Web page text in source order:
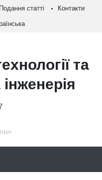
Подання статті Контакти
та